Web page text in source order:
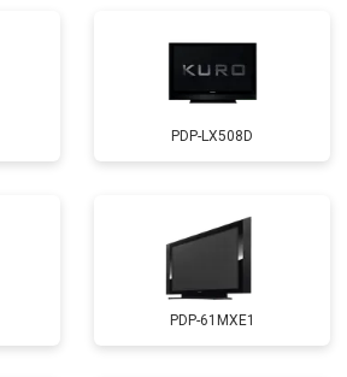
PDP-LX508D
PDP-61MXE1